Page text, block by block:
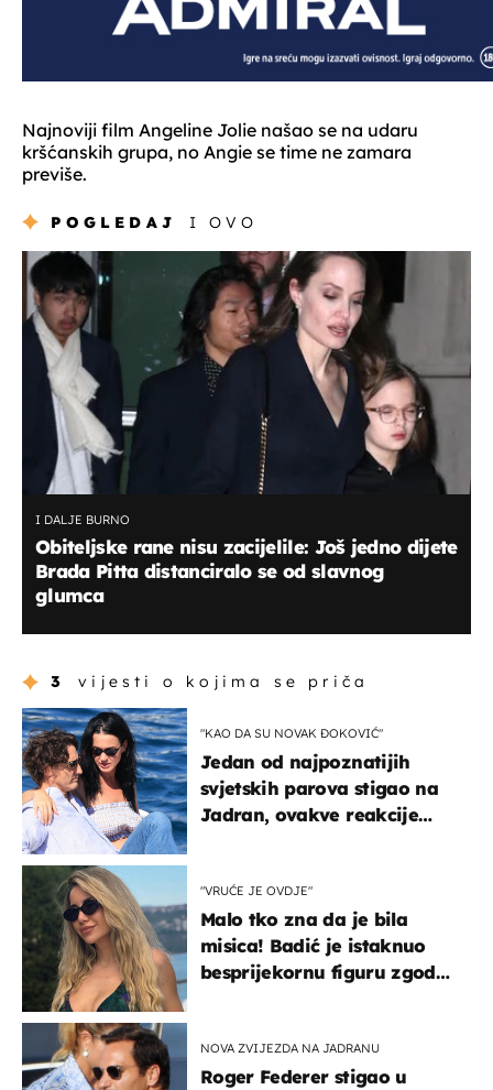
Najnoviji film Angeline Jolie našao se na udaru
kršćanskih grupa, no Angie se time ne zamara
previše.
POGLEDAJ I OVO
I DALJE BURNO
Obiteljske rane nisu zacijelile: Još jedno dijete
Brada Pitta distanciralo se od slavnog
glumca
3 vijesti o kojima se priča
"KAO DA SU NOVAK ĐOKOVIĆ"
Jedan od najpoznatijih
svjetskih parova stigao na
Jadran, ovakve reakcije
"VRUĆE JE OVDJE"
Malo tko zna da je bila
misica! Badić je istaknuo
besprijekornu figuru zgodne
NOVA ZVIJEZDA NA JADRANU
Roger Federer stigao u